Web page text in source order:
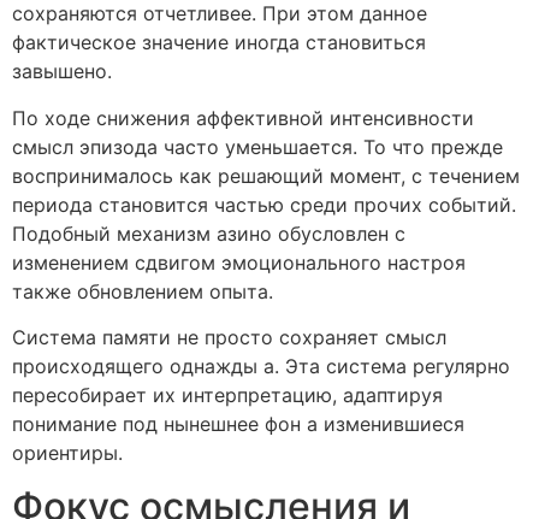
сохраняются отчетливее. При этом данное
фактическое значение иногда становиться
завышено.
По ходе снижения аффективной интенсивности
смысл эпизода часто уменьшается. То что прежде
воспринималось как решающий момент, с течением
периода становится частью среди прочих событий.
Подобный механизм азино обусловлен с
изменением сдвигом эмоционального настроя
также обновлением опыта.
Система памяти не просто сохраняет смысл
происходящего однажды а. Эта система регулярно
пересобирает их интерпретацию, адаптируя
понимание под нынешнее фон а изменившиеся
ориентиры.
Фокус осмысления и